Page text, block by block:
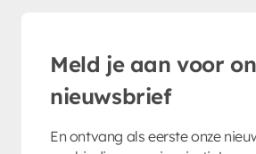
Meld je aan voor
nieuwsbrief
En ontvang als eerste onze